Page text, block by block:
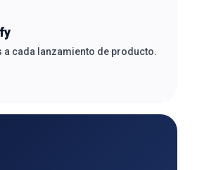
cada lanzamiento de producto.